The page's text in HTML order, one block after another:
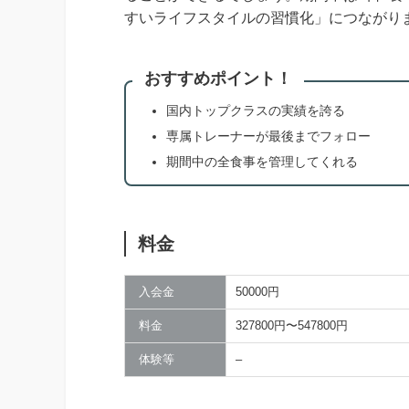
すいライフスタイルの習慣化」につながり
おすすめポイント！
国内トップクラスの実績を誇る
専属トレーナーが最後までフォロー
期間中の全食事を管理してくれる
料金
入会金 50000円
料金 327800円〜547800円
体験等 –